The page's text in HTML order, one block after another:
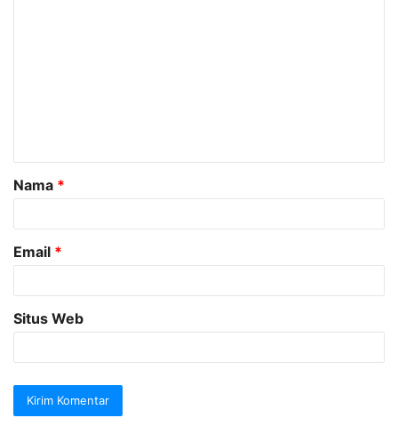
a
r
Nama *
Email *
Situs Web